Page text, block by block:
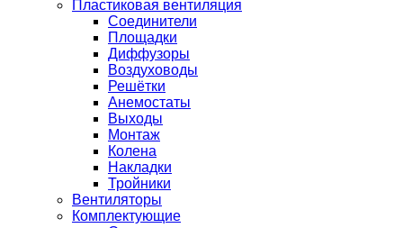
Пластиковая вентиляция
Соединители
Площадки
Диффузоры
Воздуховоды
Решётки
Анемостаты
Выходы
Монтаж
Колена
Накладки
Тройники
Вентиляторы
Комплектующие